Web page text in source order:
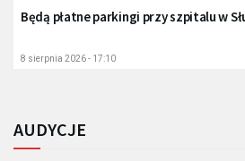
Będą płatne parkingi przy szpitalu w
8 sierpnia 2026 - 17:10
AUDYCJE